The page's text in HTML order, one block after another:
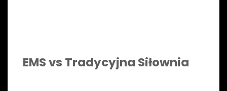
EMS vs Tradycyjna Siłownia